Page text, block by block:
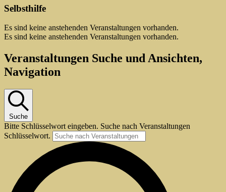
Selbsthilfe
Es sind keine anstehenden Veranstaltungen vorhanden.
Es sind keine anstehenden Veranstaltungen vorhanden.
Veranstaltungen Suche und Ansichten,
Navigation
Suche
Bitte Schlüsselwort eingeben. Suche nach Veranstaltungen
Schlüsselwort.